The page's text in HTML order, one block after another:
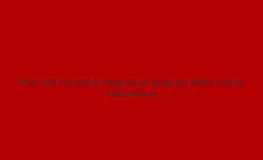
Phản hồi của khách hàng khi sử dụng sản phẩm cửa tại
SaiGonDoor